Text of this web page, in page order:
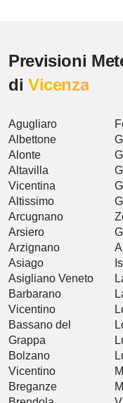
Previsioni
di Vicenza
Agugliaro
Albettone
Alonte
Altavilla
Vicentina
Altissimo
Arcugnano
Arsiero
Arzignano
Asiago
Asigliano Veneto
Barbarano
Vicentino
Bassano del
Grappa
Bolzano
Vicentino
Breganze